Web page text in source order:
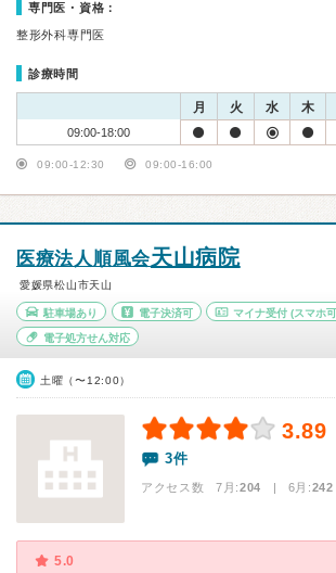
専門医・資格：
整形外科専門医
診療時間
月 火 水 木
09:00-18:00
09:00-12:30 09:00-16:00
医療法人順風会天山病院
愛媛県松山市天山
駐車場あり 電子決済可 マイナ受付 (スマホ
電子処方せん対応
土曜（〜12:00）
3.89
3件
アクセス数 7月:204 | 6月:242
5.0